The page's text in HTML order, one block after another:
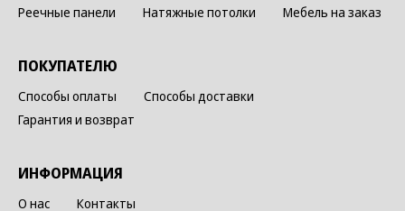
Реечные панели
Натяжные потолки Мебель на заказ
ПОКУПАТЕЛЮ
Способы оплаты
Способы доставки
Гарантия и возврат
ИНФОРМАЦИЯ
О нас Контакты